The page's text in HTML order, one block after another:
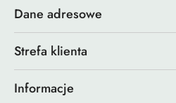
Dane adresowe
Strefa klienta
Informacje